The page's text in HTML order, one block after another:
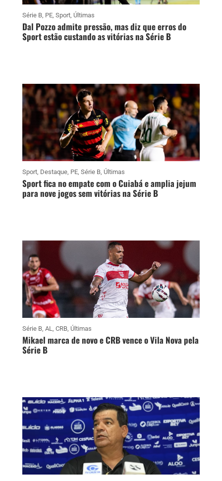
Série B, PE, Sport, Últimas
Dal Pozzo admite pressão, mas diz que erros do
Sport estão custando as vitórias na Série B
Sport, Destaque, PE, Série B, Últimas
Sport fica no empate com o Cuiabá e amplia jejum
para nove jogos sem vitórias na Série B
Série B, AL, CRB, Últimas
Mikael marca de novo e CRB vence o Vila Nova pela
Série B